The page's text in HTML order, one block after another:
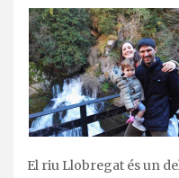
El riu Llobregat és un